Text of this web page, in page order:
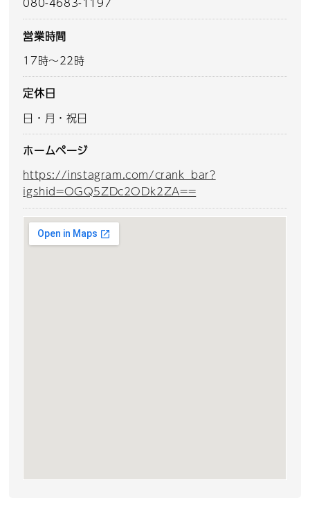
営業時間
17時～22時
定休日
日・月・祝日
ホームページ
https://instagram.com/crank_bar?
igshid=OGQ5ZDc2ODk2ZA==